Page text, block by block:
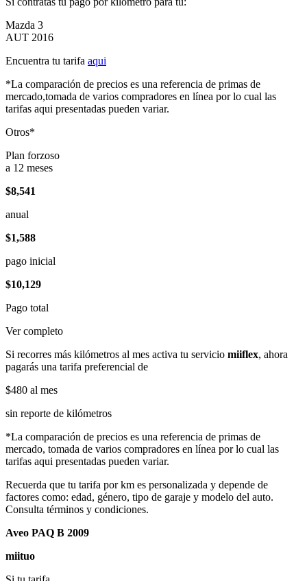
Mazda 3
AUT 2016
Encuentra tu tarifa aqui
*La comparación de precios es una referencia de primas de
mercado,tomada de varios compradores en línea por lo cual las
tarifas aqui presentadas pueden variar.
Otros*
Plan forzoso
a 12 meses
$8,541
anual
$1,588
pago inicial
$10,129
Pago total
Ver completo
Si recorres más kilómetros al mes activa tu servicio miiflex, ahora
pagarás una tarifa preferencial de
$480 al mes
sin reporte de kilómetros
*La comparación de precios es una referencia de primas de
mercado, tomada de varios compradores en línea por lo cual las
tarifas aqui presentadas pueden variar.
Recuerda que tu tarifa por km es personalizada y depende de
factores como: edad, género, tipo de garaje y modelo del auto.
Consulta términos y condiciones.
Aveo PAQ B 2009
miituo